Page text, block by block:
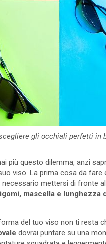
gli occhiali perfetti in
più questo dilemma, anzi
viso. La prima cosa da fare
necessario mettersi di fronte
mascella e lunghezza
del tuo viso non ti resta
dovrai puntare su una